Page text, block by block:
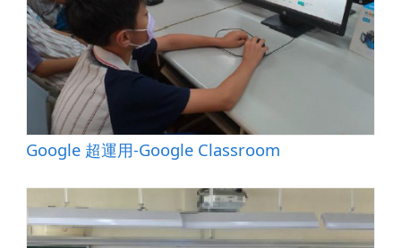
Google 超運用-Google Classroom